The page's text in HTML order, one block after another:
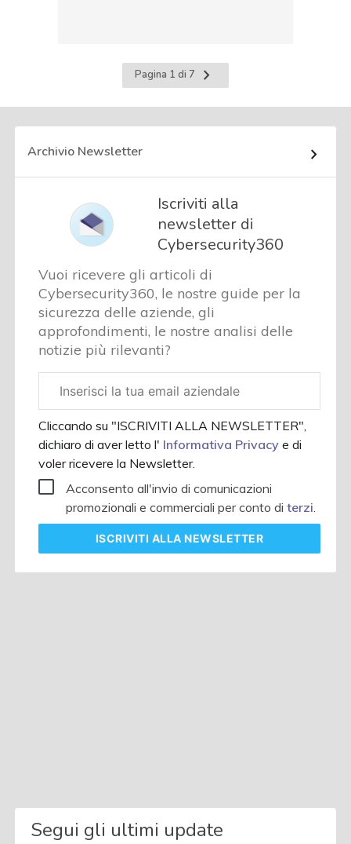
Pagina 1 di 7
Pagina
successiva
Archivio Newsletter
Iscriviti alla
newsletter di
Cybersecurity360
Vuoi ricevere gli articoli di
Cybersecurity360, le nostre guide per la
sicurezza delle aziende, gli
approfondimenti, le nostre analisi delle
notizie più rilevanti?
aziendale
Cliccando su "ISCRIVITI ALLA NEWSLETTER",
dichiaro di aver letto l' Informativa Privacye di
voler ricevere la Newsletter.
Acconsento all'invio di comunicazioni
promozionali e commerciali per conto diterzi.
ISCRIVITI ALLA NEWSLETTER
Segui gli ultimi update